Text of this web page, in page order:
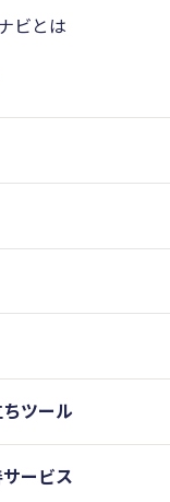
ビとは
ツール
ービス